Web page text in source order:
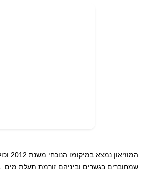
שמחוברים בגשרים וביניהם זורמת תעלת